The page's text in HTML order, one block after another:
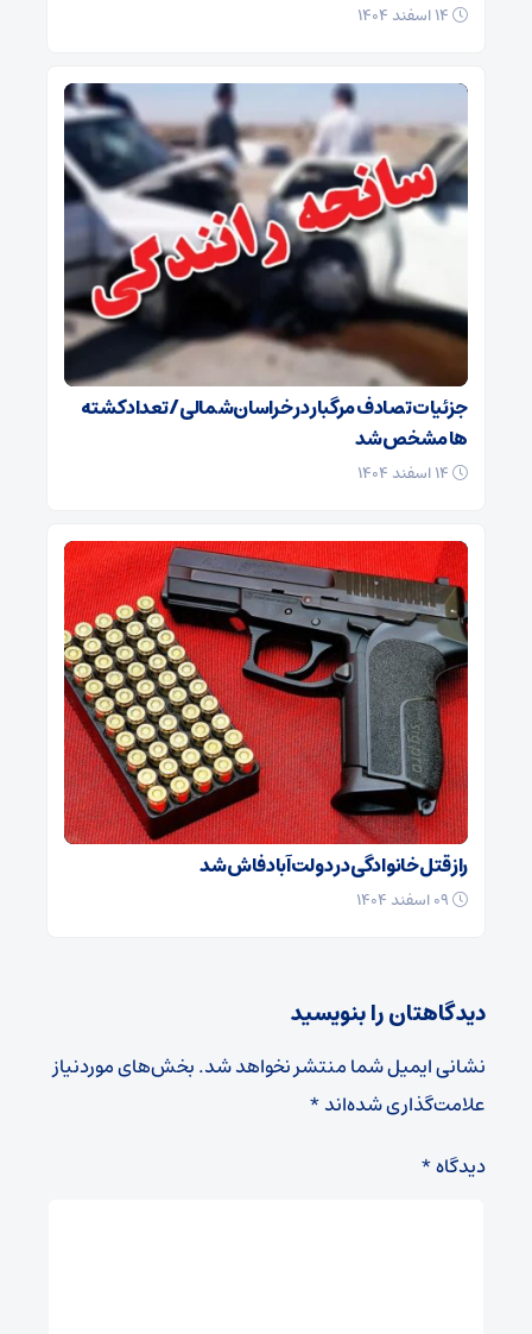
جزئیات تصادف مرگبار در خراسان‌شمالی/ تعداد کشته
ها مشخص شد
راز قتل خانوادگی در دولت‌آباد فاش شد
دیدگاهتان را بنویسید
نشانی ایمیل شما منتشر نخواهد شد.بخش‌های موردنیاز
علامت‌گذاری شده‌اند*
دیدگاه*